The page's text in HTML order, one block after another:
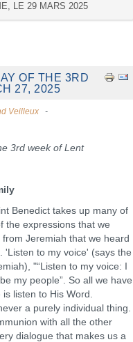
LE 29 MARS 2025
OF THE 3RD
27, 2025
Veilleux
3rd week of Lent
Benedict takes up many of
the expressions that we
Jeremiah that we heard
'Listen to my voice' (says the
"“Listen to my voice: I
my people”. So all we have
listen to His Word.
a purely individual thing.
with all the other
dialogue that makes us a